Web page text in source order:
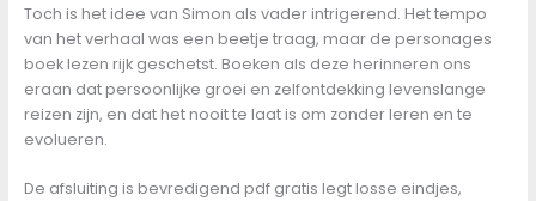
Toch is het idee van Simon als vader intrigerend. Het tempo
van het verhaal was een beetje traag, maar de personages
boek lezen rijk geschetst. Boeken als deze herinneren ons
eraan dat persoonlijke groei en zelfontdekking levenslange
reizen zijn, en dat het nooit te laat is om zonder leren en te
evolueren.
De afsluiting is bevredigend pdf gratis legt losse eindjes,